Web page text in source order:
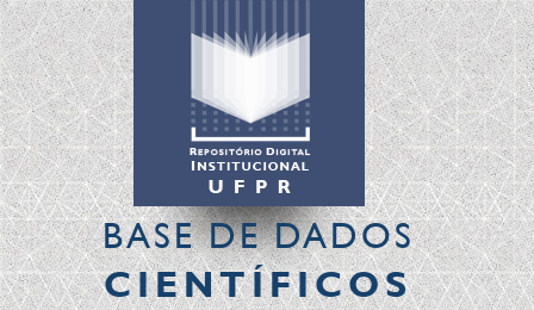
BASE DE DADOS
CIENTÍFICOS